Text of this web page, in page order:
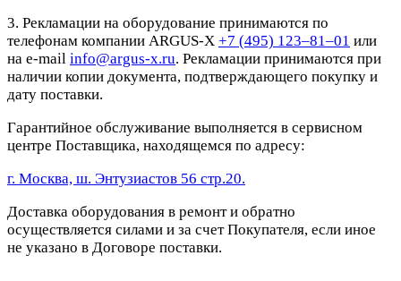
3. Рекламации на оборудование принимаются по
телефонам компании ARGUS-X +7 (495) 123–81–01 или
на e-mail info@argus-x.ru. Рекламации принимаются при
наличии копии документа, подтверждающего покупку и
дату поставки.
Гарантийное обслуживание выполняется в сервисном
центре Поставщика, находящемся по адресу:
г. Москва, ш. Энтузиастов 56 стр.20.
Доставка оборудования в ремонт и обратно
осуществляется силами и за счет Покупателя, если иное
не указано в Договоре поставки.